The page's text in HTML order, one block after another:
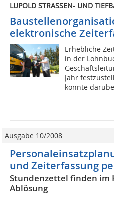
LUPOLD STRASSEN- UND
elektronische
Erhebliche
in der
Jahr
konnte
Ausgabe 10/2008
und Zeiterfassung
Stundenzettel finden im
Ablösung